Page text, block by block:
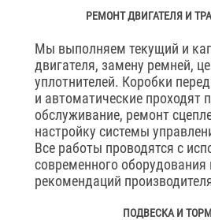
РЕМОНТ ДВИГАТЕЛЯ И
Мы выполняем текущий и
двигателя, замену ремней,
уплотнителей. Коробки
и автоматические проходят
обслуживание, ремонт
настройку системы
Все работы проводятся с
современного
рекомендаций
ПОДВЕСКА И